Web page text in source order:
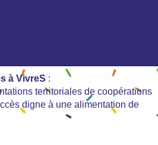
à VivreS :
territoriales de coopérations
digne à une alimentation de